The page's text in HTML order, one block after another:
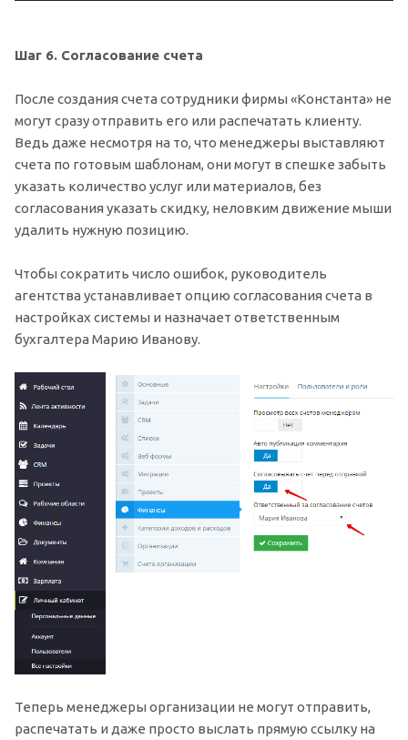
Шаг 6. Согласование счета
После создания счета сотрудники фирмы «Константа» не
могут сразу отправить его или распечатать клиенту.
Ведь даже несмотря на то, что менеджеры выставляют
счета по готовым шаблонам, они могут в спешке забыть
указать количество услуг или материалов, без
согласования указать скидку, неловким движение мыши
удалить нужную позицию.
Чтобы сократить число ошибок, руководитель
агентства устанавливает опцию согласования счета в
настройках системы и назначает ответственным
бухгалтера Марию Иванову.
Теперь менеджеры организации не могут отправить,
распечатать и даже просто выслать прямую ссылку на